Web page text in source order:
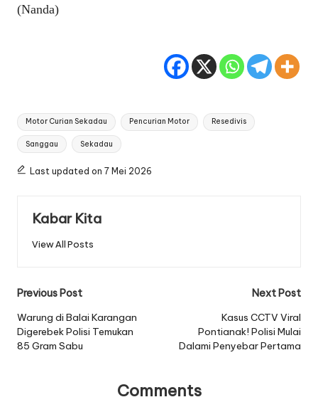
(Nanda)
Tags:
Motor Curian Sekadau Pencurian Motor Resedivis
Sanggau Sekadau
Last updated on 7 Mei 2026
Kabar Kita
View All Posts
Post
navigation
Previous Post
Warung di Balai Karangan
Digerebek Polisi Temukan
85 Gram Sabu
Next Post
Kasus CCTV Viral
Pontianak! Polisi Mulai
Dalami Penyebar Pertama
Comments